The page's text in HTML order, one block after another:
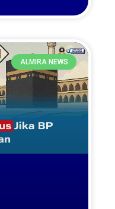
ALMIRA NEWS